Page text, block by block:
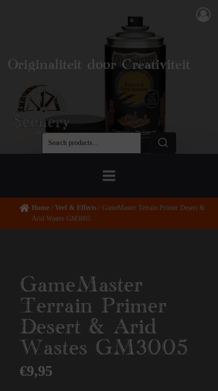
Originaliteit door Creativiteit
Home/ Verf & Effects / GameMaster Terrain Primer Desert &
Arid Wastes GM3005
GameMaster
Terrain Primer
Desert & Arid
Wastes GM3005
€9,95